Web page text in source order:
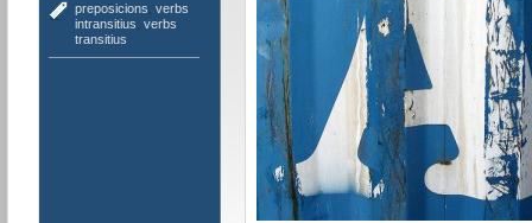
preposicions verbs
intransitius verbs
transitius